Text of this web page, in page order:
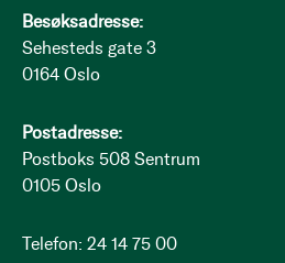
Besøksadresse:
Sehesteds gate 3
0164 Oslo
Postadresse:
Postboks 508 Sentrum
0105 Oslo
Telefon: 24 14 75 00